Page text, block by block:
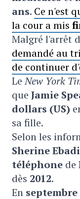
ans. Ce n'est
la cour a mis
Malgré l'arrêt
demandé au
de continuer
LeNew York
que Jamie
dollars (US)
sa fille.
Selon les
Sherine Ebadi
téléphone de
dès 2012.
En septembre